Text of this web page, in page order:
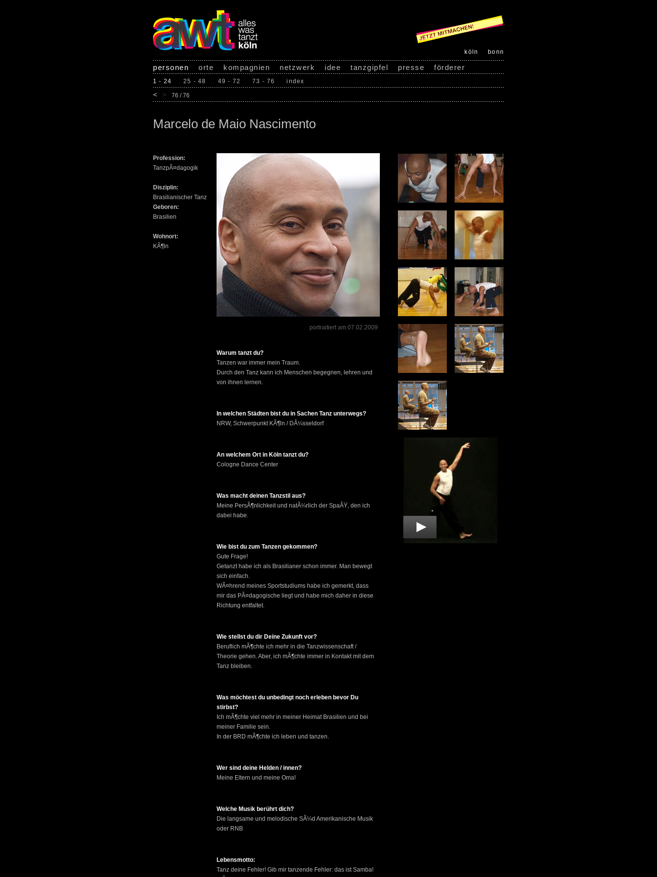
köln bonn
personen orte kompagnien netzwerk idee tanzgipfel presse förderer
1 - 24 25 - 48 49 - 72 73 - 76 index
< > 76 / 76
Marcelo de Maio Nascimento
Profession:
TanzpÃ¤dagogik
Disziplin:
Brasilianischer Tanz
Geboren:
Brasilien
Wohnort:
KÃ¶ln
portraitiert am 07.02.2009
Warum tanzt du?
Tanzen war immer mein Traum.
Durch den Tanz kann ich Menschen begegnen, lehren und
von ihnen lernen.
In welchen Städten bist du in Sachen Tanz unterwegs?
NRW, Schwerpunkt KÃ¶ln / DÃ¼sseldorf
An welchem Ort in Köln tanzt du?
Cologne Dance Center
Was macht deinen Tanzstil aus?
Meine PersÃ¶nlichkeit und natÃ¼rlich der SpaÃŸ, den ich
dabei habe.
Wie bist du zum Tanzen gekommen?
Gute Frage!
Getanzt habe ich als Brasilianer schon immer. Man bewegt
sich einfach.
WÃ¤hrend meines Sportstudiums habe ich gemerkt, dass
mir das PÃ¤dagogische liegt und habe mich daher in diese
Richtung entfaltet.
Wie stellst du dir Deine Zukunft vor?
Beruflich mÃ¶chte ich mehr in die Tanzwissenschaft /
Theorie gehen. Aber, ich mÃ¶chte immer in Kontakt mit dem
Tanz bleiben.
Was möchtest du unbedingt noch erleben bevor Du
stirbst?
Ich mÃ¶chte viel mehr in meiner Heimat Brasilien und bei
meiner Familie sein.
In der BRD mÃ¶chte ich leben und tanzen.
Wer sind deine Helden / innen?
Meine Eltern und meine Oma!
Welche Musik berührt dich?
Die langsame und melodische SÃ¼d Amerikanische Musik
oder RNB
Lebensmotto:
Tanz deine Fehler! Gib mir tanzende Fehler: das ist Samba!